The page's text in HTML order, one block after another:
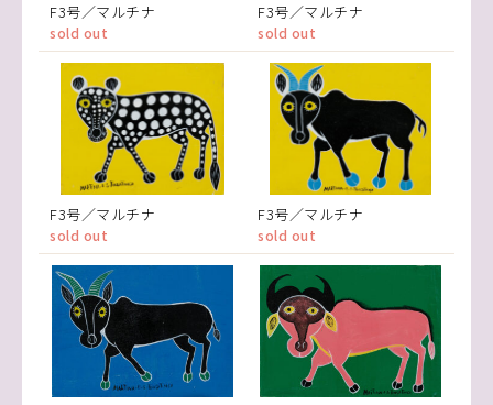
F3号／マルチナ
sold out
F3号／マルチナ
sold out
F3号／マルチナ
sold out
F3号／マルチナ
sold out